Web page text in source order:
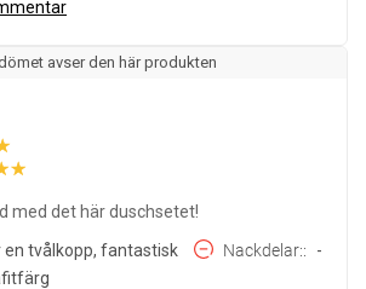
avser den här produkten
med det här duschsetet!
en tvålkopp, fantastisk
Nackdelar: -